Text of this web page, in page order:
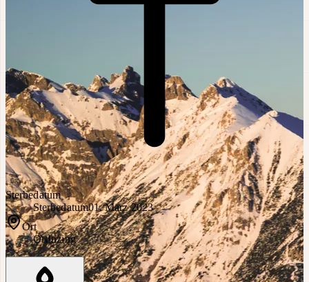
Sterbedatum
Sterbedatum01. März 2023
Ort
OrtInzing